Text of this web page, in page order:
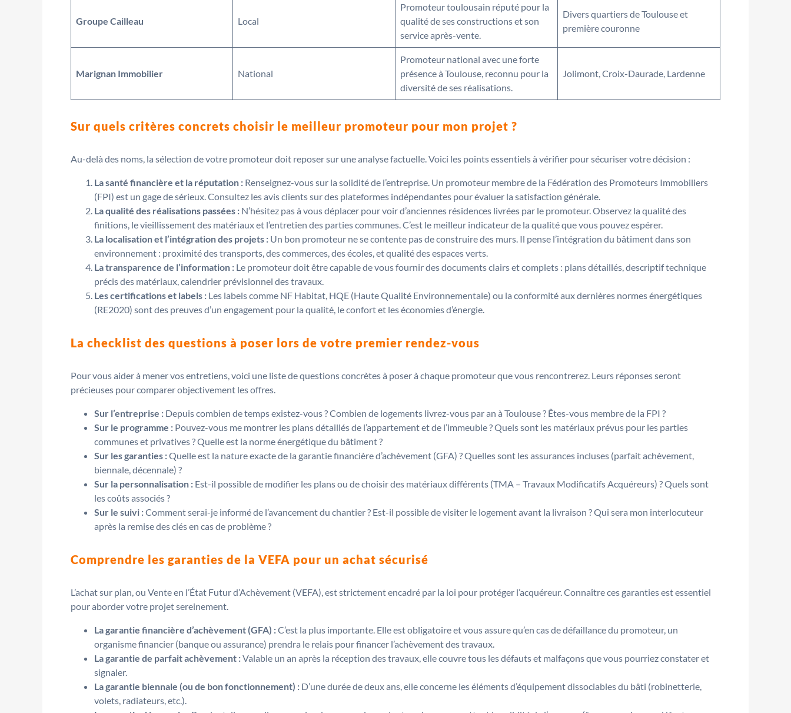
Groupe Cailleau Local
Promoteur toulousain réputé pour la
qualité de ses constructions et son
service après-vente.
Divers quartiers de Toulouse et
première couronne
Marignan Immobilier National
Promoteur national avec une forte
présence à Toulouse, reconnu pour la
diversité de ses réalisations.
Jolimont, Croix-Daurade, Lardenne
Sur quels critères concrets choisir le meilleur promoteur pour mon projet ?
Au-delà des noms, la sélection de votre promoteur doit reposer sur une analyse factuelle. Voici les points essentiels à vérifier pour sécuriser votre décision :
La santé financière et la réputation : Renseignez-vous sur la solidité de l’entreprise. Un promoteur membre de la Fédération des Promoteurs Immobiliers
(FPI) est un gage de sérieux. Consultez les avis clients sur des plateformes indépendantes pour évaluer la satisfaction générale.
La qualité des réalisations passées : N’hésitez pas à vous déplacer pour voir d’anciennes résidences livrées par le promoteur. Observez la qualité des
finitions, le vieillissement des matériaux et l’entretien des parties communes. C’est le meilleur indicateur de la qualité que vous pouvez espérer.
La localisation et l’intégration des projets : Un bon promoteur ne se contente pas de construire des murs. Il pense l’intégration du bâtiment dans son
environnement : proximité des transports, des commerces, des écoles, et qualité des espaces verts.
La transparence de l’information : Le promoteur doit être capable de vous fournir des documents clairs et complets : plans détaillés, descriptif technique
précis des matériaux, calendrier prévisionnel des travaux.
Les certifications et labels : Les labels comme NF Habitat, HQE (Haute Qualité Environnementale) ou la conformité aux dernières normes énergétiques
(RE2020) sont des preuves d’un engagement pour la qualité, le confort et les économies d’énergie.
La checklist des questions à poser lors de votre premier rendez-vous
Pour vous aider à mener vos entretiens, voici une liste de questions concrètes à poser à chaque promoteur que vous rencontrerez. Leurs réponses seront
précieuses pour comparer objectivement les offres.
Sur l’entreprise : Depuis combien de temps existez-vous ? Combien de logements livrez-vous par an à Toulouse ? Êtes-vous membre de la FPI ?
Sur le programme : Pouvez-vous me montrer les plans détaillés de l’appartement et de l’immeuble ? Quels sont les matériaux prévus pour les parties
communes et privatives ? Quelle est la norme énergétique du bâtiment ?
Sur les garanties :Quelle est la nature exacte de la garantie financière d’achèvement (GFA) ? Quelles sont les assurances incluses (parfait achèvement,
biennale, décennale) ?
Sur la personnalisation : Est-il possible de modifier les plans ou de choisir des matériaux différents (TMA – Travaux Modificatifs Acquéreurs) ? Quels sont
les coûts associés ?
Sur le suivi :Comment serai-je informé de l’avancement du chantier ? Est-il possible de visiter le logement avant la livraison ? Qui sera mon interlocuteur
après la remise des clés en cas de problème ?
Comprendre les garanties de la VEFA pour un achat sécurisé
L’achat sur plan, ou Vente en l’État Futur d’Achèvement (VEFA), est strictement encadré par la loi pour protéger l’acquéreur. Connaître ces garanties est essentiel
pour aborder votre projet sereinement.
La garantie financière d’achèvement (GFA) :C’est la plus importante. Elle est obligatoire et vous assure qu’en cas de défaillance du promoteur, un
organisme financier (banque ou assurance) prendra le relais pour financer l’achèvement des travaux.
La garantie de parfait achèvement :Valable un an après la réception des travaux, elle couvre tous les défauts et malfaçons que vous pourriez constater et
signaler.
La garantie biennale (ou de bon fonctionnement) : D’une durée de deux ans, elle concerne les éléments d’équipement dissociables du bâti (robinetterie,
volets, radiateurs, etc.).